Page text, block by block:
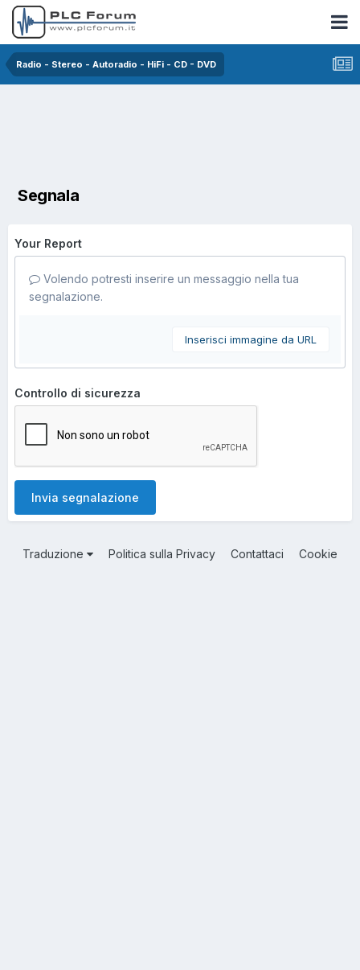
Radio - Stereo - Autoradio - HiFi - CD - DVD
Segnala
Your Report
Volendo potresti inserire un messaggio nella tua
segnalazione.
Inserisci immagine da URL
Controllo di sicurezza
Invia segnalazione
Traduzione Politica sulla Privacy Contattaci Cookie